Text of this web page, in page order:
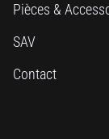
Pièces &
SAV
Contact